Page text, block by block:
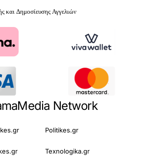
και Δημοσίευσης Αγγελιών
Network
Politikes.gr
Texnologika.gr